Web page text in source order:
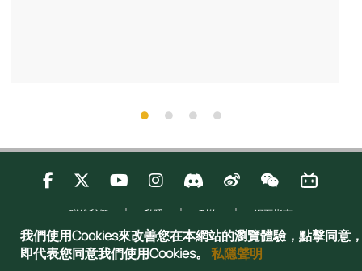
聯絡我們 私隱 刊物
網頁指南
Copyright © 2025 Admissions Office, The Registry, The University of Hong
Kong. All rights reserved.
我們使用Cookies來改善您在本網站的瀏覽體驗，點擊同意
即代表您同意我們使用Cookies。私隱聲明